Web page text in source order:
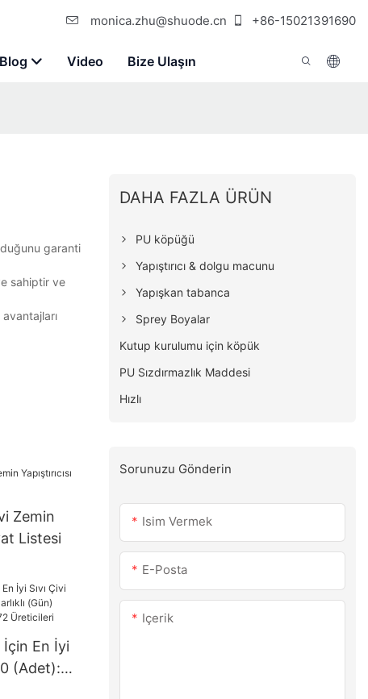
monica.zhu@shuode.cn +86-15021391690
Video Bize Ulaşın
garanti
sahiptir ve
Zemin
Listesi
İçin En İyi
(Adet):
DAHA FAZLA ÜRÜN
PU köpüğü
Yapıştırıcı & dolgu macunu
Yapışkan tabanca
Sprey Boyalar
Kutup kurulumu için köpük
PU Sızdırmazlık Maddesi
Hızlı
Sorunuzu Gönderin
Isim Vermek
E-Posta
Içerik